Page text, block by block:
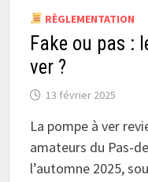
RÈGLEMENTATION
Fake ou pas :
ver ?
13 février 2025
La pompe à ver
amateurs du Pas-
l’automne 2025,